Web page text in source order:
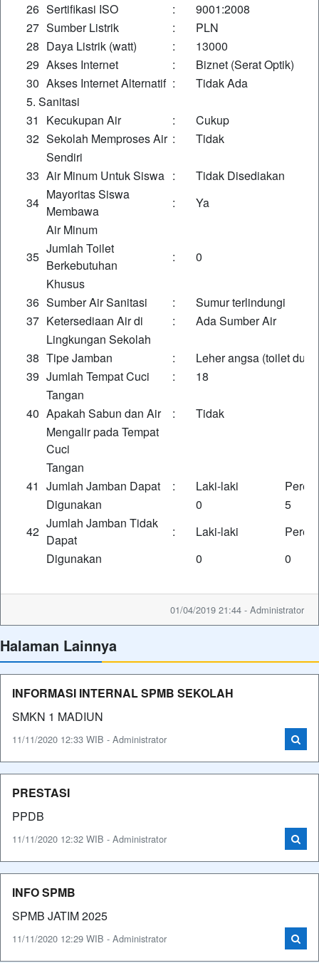
26 Sertifikasi ISO :
9001:2008
27 Sumber Listrik :
PLN
28 Daya Listrik (watt) :
13000
29 Akses Internet :
Biznet (Serat Optik)
30 Akses Internet Alternatif :
Tidak Ada
5. Sanitasi
31
Kecukupan Air :
Cukup
32 Sekolah Memproses Air :
Tidak
Sendiri
33 Air Minum Untuk Siswa :
Tidak Disediakan
34
Mayoritas Siswa
Membawa
:
Ya
Air Minum
35
Jumlah Toilet
Berkebutuhan
:
0
Khusus
36 Sumber Air Sanitasi :
Sumur terlindungi
37 Ketersediaan Air di :
Ada Sumber Air
Lingkungan Sekolah
38 Tipe Jamban :
Leher angsa (toilet
39 Jumlah Tempat Cuci :
18
Tangan
40 Apakah Sabun dan Air :
Tidak
Mengalir pada Tempat
Cuci
Tangan
41 Jumlah Jamban Dapat : Laki-laki
Digunakan
0
5
42
Jumlah Jamban Tidak
Dapat
: Laki-laki
Digunakan
0 0
01/04/2019 21:44 - Administrator
Halaman Lainnya
INFORMASI INTERNAL SPMB SEKOLAH
SMKN 1 MADIUN
11/11/2020 12:33 WIB - Administrator
PRESTASI
PPDB
11/11/2020 12:32 WIB - Administrator
INFO SPMB
SPMB JATIM 2025
11/11/2020 12:29 WIB - Administrator